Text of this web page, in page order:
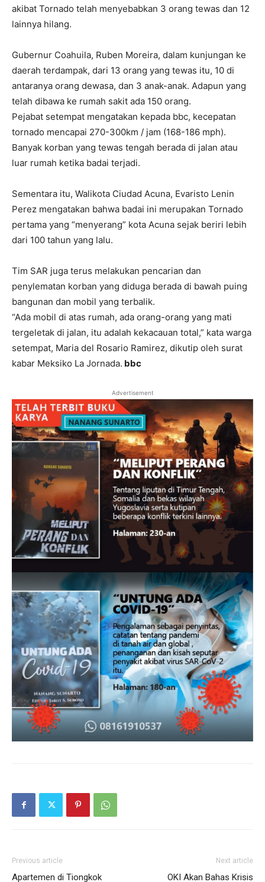
akibat Tornado telah menyebabkan 3 orang tewas dan 12
lainnya hilang.
Gubernur Coahuila, Ruben Moreira, dalam kunjungan ke
daerah terdampak, dari 13 orang yang tewas itu, 10 di
antaranya orang dewasa, dan 3 anak-anak. Adapun yang
telah dibawa ke rumah sakit ada 150 orang.
Pejabat setempat mengatakan kepada bbc, kecepatan
tornado mencapai 270-300km / jam (168-186 mph).
Banyak korban yang tewas tengah berada di jalan atau
luar rumah ketika badai terjadi.
Sementara itu, Walikota Ciudad Acuna, Evaristo Lenin
Perez mengatakan bahwa badai ini merupakan Tornado
pertama yang “menyerang” kota Acuna sejak beriri lebih
dari 100 tahun yang lalu.
Tim SAR juga terus melakukan pencarian dan
penylematan korban yang diduga berada di bawah puing
bangunan dan mobil yang terbalik.
“Ada mobil di atas rumah, ada orang-orang yang mati
tergeletak di jalan, itu adalah kekacauan total,” kata warga
setempat, Maria del Rosario Ramirez, dikutip oleh surat
kabar Meksiko La Jornada. bbc
Advertisement
Previous article
Apartemen di Tiongkok
Next article
OKI Akan Bahas Krisis